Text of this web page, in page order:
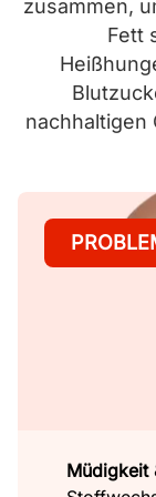
zusammen,
Fett
nachhaltigen
Müdigkeit